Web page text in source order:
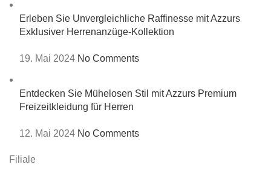
Erleben Sie Unvergleichliche Raffinesse mit Azzurs
Exklusiver Herrenanzüge-Kollektion
19. Mai 2024 No Comments
Entdecken Sie Mühelosen Stil mit Azzurs Premium
Freizeitkleidung für Herren
12. Mai 2024 No Comments
Filiale